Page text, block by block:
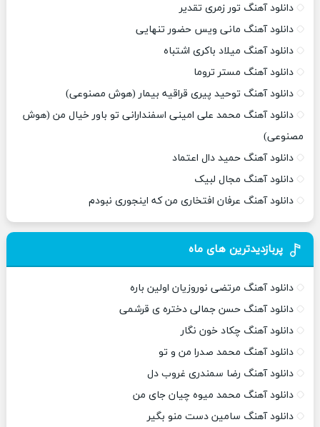
دانلود آهنگ تور زمری تقدیر
دانلود آهنگ مانی ویس حضور تنهایی
دانلود آهنگ میلاد باکری اشتباه
دانلود آهنگ مستر تروما
دانلود آهنگ توحید پیری قراقیه بیمار (هوش مصنوعی)
دانلود آهنگ محمد علی امینی اسفندارانی تو باور خیال من (هوش
مصنوعی)
دانلود آهنگ حمید دال اعتماد
دانلود آهنگ مجال لبیک
دانلود آهنگ عرفان افتخاری من که اینجوری نبودم
پربازدیدترین های ماه
دانلود آهنگ مرتضی نوروزیان اولین باره
دانلود آهنگ حسن جمالی دختره ی قرشمی
دانلود آهنگ چکاد خون نگار
دانلود آهنگ محمد صدرا من و تو
دانلود آهنگ رضا سمندری غروب دل
دانلود آهنگ محمد میوه چیان جای من
دانلود آهنگ سامین دست منو بگیر